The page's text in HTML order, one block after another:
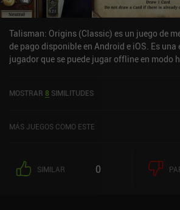
Talisman: Origins (Classic) es un juego de
de pago disponible en Android e iOS. Es
jugador que se puede jugar offline en modo
Store de iOS.
MOSTRAR 8 SIMILITUDES
MÁS JUEGOS COMO ESTE
SIMILAR 0